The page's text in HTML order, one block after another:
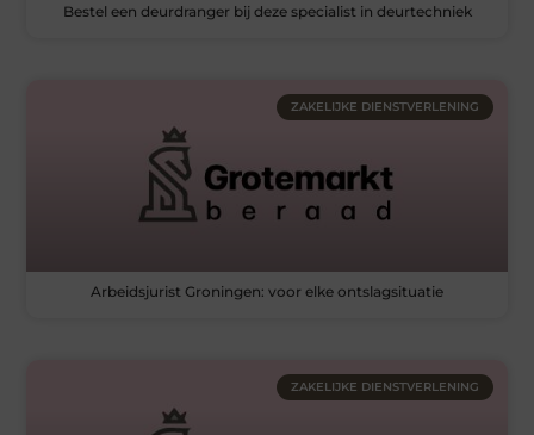
Bestel een deurdranger bij deze specialist in deurtechniek
ZAKELIJKE DIENSTVERLENING
Arbeidsjurist Groningen: voor elke ontslagsituatie
ZAKELIJKE DIENSTVERLENING